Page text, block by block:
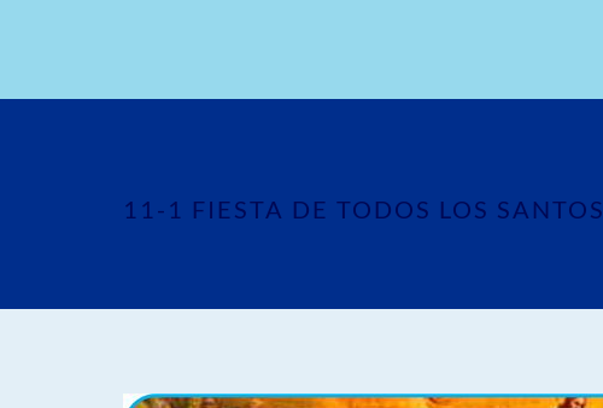
11-1 FIESTA DE TODOS LOS SANTOS